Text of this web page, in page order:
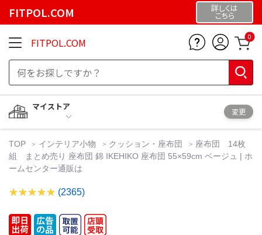
FITPOL.COM 詳しくは
こちら
FITPOL.COM 0
マイストア
変更
TOP インテリア小物 クッション・座布団
座布団 14枚
組 まとめ売り 座布団 錦 IKEHIKO 座布団 55×59cm ベージュ | ホ
ームセンター通販は
(2365)